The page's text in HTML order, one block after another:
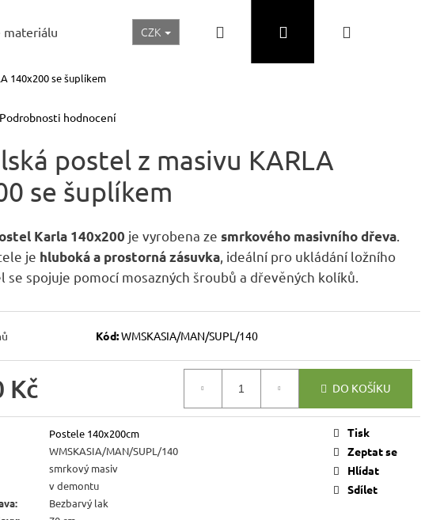
materiálu Realizace a inspirace Akční ceny Nábytek Skladem
CZK Přihlášení
140x200 se šuplíkem
Podrobnosti hodnocení
postel z masivu KARLA
se šuplíkem
Karla 140x200 je vyrobena ze smrkového masivního dřeva
je hlubokáa prostornázásuvka ideální pro ukládání ložního
se spojuje pomocí mosazných šroubů a dřevěných kolíků.
Kód:WMSKASIA/MAN/SUPL/140
Kč DO KOŠÍKU
Postele 140x200cm
WMSKASIA/MAN/SUPL/140
smrkový masiv
v demontu
:
Bezbarvý lak
Tisk
Zeptat se
Hlídat
Sdílet
LAVICE SWEET HOME
BAX25 S ÚLOŽNÝM PROSTOREM
048 Kč